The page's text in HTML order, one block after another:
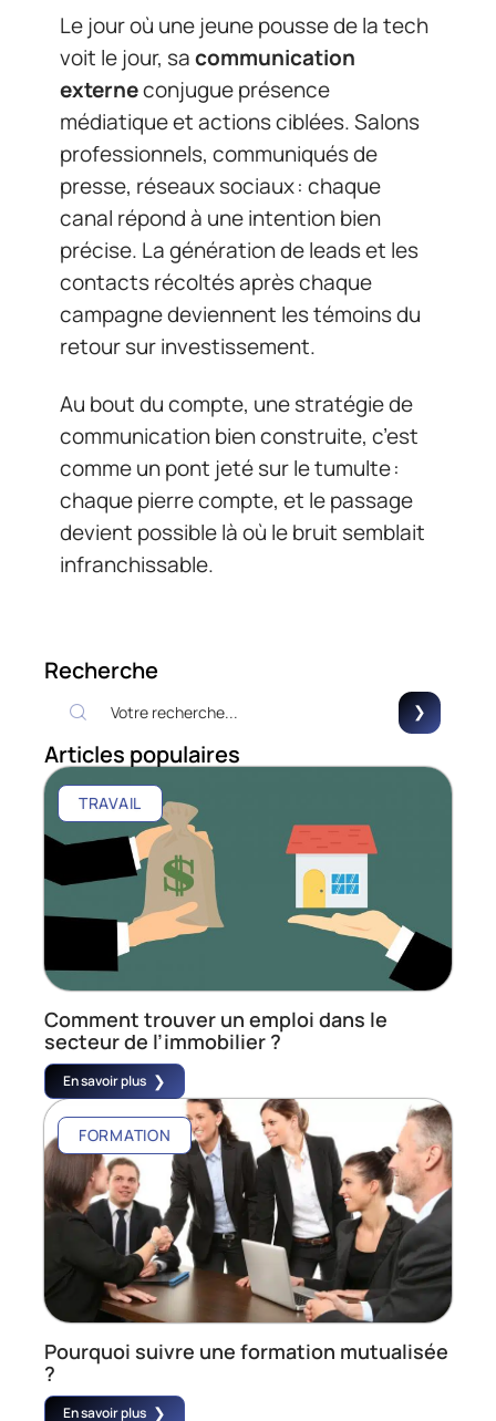
Le jour où une jeune pousse de la tech
voit le jour, sacommunication
externeconjugue présence
médiatique et actions ciblées. Salons
professionnels, communiqués de
presse, réseaux sociaux : chaque
canal répond à une intention bien
précise. La génération de leads et les
contacts récoltés après chaque
campagne deviennent les témoins du
retour sur investissement.
Au bout du compte, une stratégie de
communication bien construite, c’est
comme un pont jeté sur le tumulte :
chaque pierre compte, et le passage
devient possible là où le bruit semblait
infranchissable.
Recherche
Articles populaires
TRAVAIL
Comment trouver un emploi dans le
secteur de l’immobilier ?
En savoir plus
FORMATION
Pourquoi suivre une formation mutualisée
?
En savoir plus